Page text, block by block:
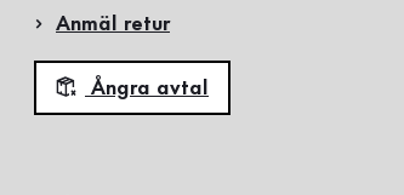
Anmäl retur
Ångra avtal